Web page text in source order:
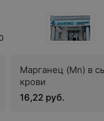
Марганец (Mn) в
крови
16,22 руб.